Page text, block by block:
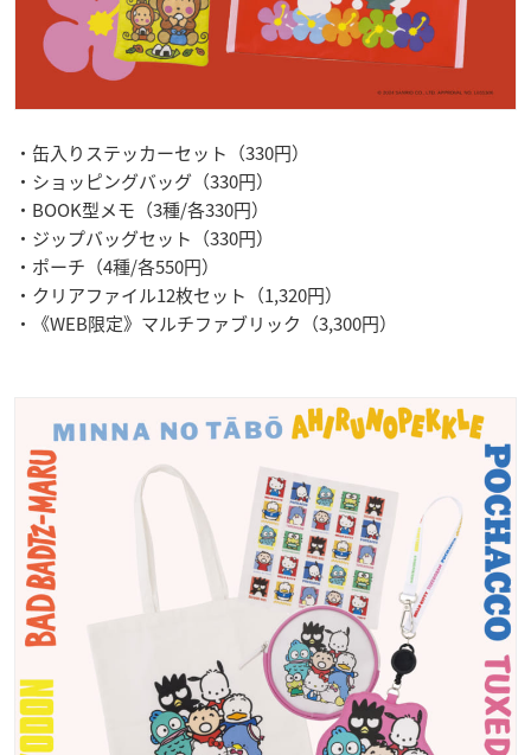
・缶入りステッカーセット（330円）
・ショッピングバッグ（330円）
・BOOK型メモ（3種/各330円）
・ジップバッグセット（330円）
・ポーチ（4種/各550円）
・クリアファイル12枚セット（1,320円）
・《WEB限定》マルチファブリック（3,300円）